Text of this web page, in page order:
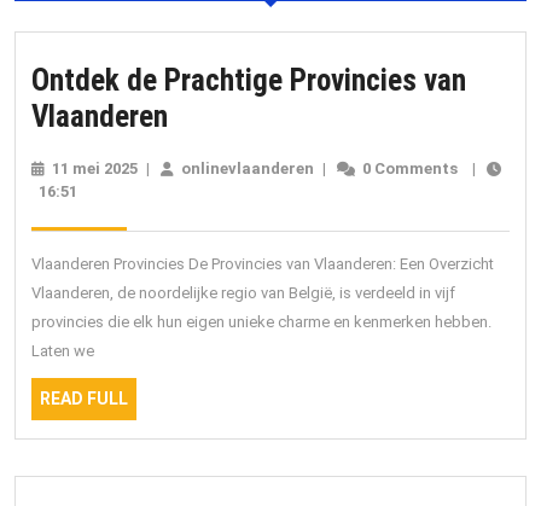
Ontdek de Prachtige Provincies van
Vlaanderen
Prachtige
Provincies
van
Vlaanderen
11 mei 2025 11
| onlinevlaanderen onlinevlaanderen
| 0 Comments
|
16:51
Vlaanderen Provincies De Provincies van Vlaanderen: Een Overzicht
Vlaanderen, de noordelijke regio van België, is verdeeld in vijf
provincies die elk hun eigen unieke charme en kenmerken hebben.
Laten we
READ FULL
FULL